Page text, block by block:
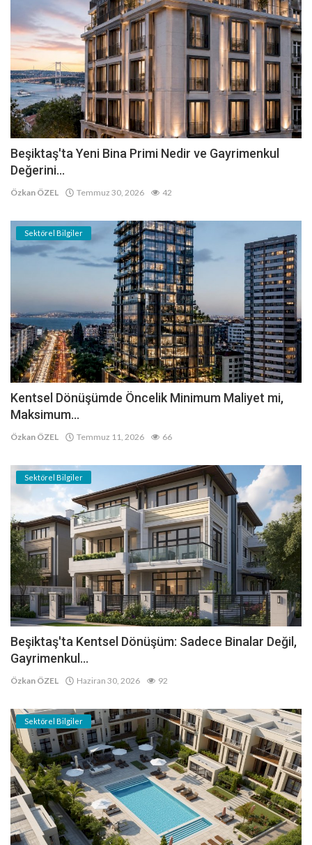
Beşiktaş'ta Yeni Bina Primi Nedir ve Gayrimenkul
Değerini...
Özkan ÖZEL Temmuz 30, 2026 42
Sektörel Bilgiler
Kentsel Dönüşümde Öncelik Minimum Maliyet mi,
Maksimum...
Özkan ÖZEL Temmuz 11, 2026 66
Sektörel Bilgiler
Beşiktaş'ta Kentsel Dönüşüm: Sadece Binalar Değil,
Gayrimenkul...
Özkan ÖZEL Haziran 30, 2026 92
Sektörel Bilgiler